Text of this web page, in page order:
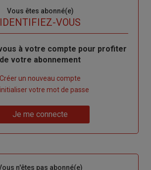
Vous êtes abonné(e)
IDENTIFIEZ-VOUS
à votre compte pour profiter
de votre abonnement
Créer un nouveau compte
votre mot de passe
Je me connecte
n'êtes pas abonné(e)